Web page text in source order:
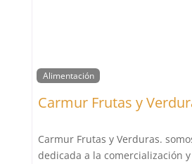
Alimentación
Carmur Frutas y
Carmur Frutas y Verduras.
dedicada a la comercialización